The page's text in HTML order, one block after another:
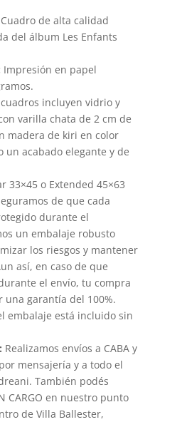
Cuadro de alta calidad
del álbum Les Enfants
Impresión en papel
incluyen vidrio y
varilla chata de 2 cm de
madera de kiri en color
un acabado elegante y de
33×45 o Extended 45×63
de que cada
durante el
un embalaje robusto
los riesgos y mantener
así, en caso de que
el envío, tu compra
una garantía del 100%.
embalaje está incluido sin
Realizamos envíos a CABA y
mensajería y a todo el
También podés
CARGO en nuestro punto
de Villa Ballester,